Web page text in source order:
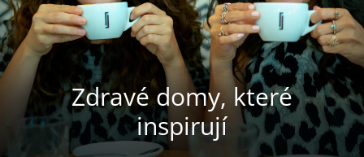
Zdravé domy, které
inspirují